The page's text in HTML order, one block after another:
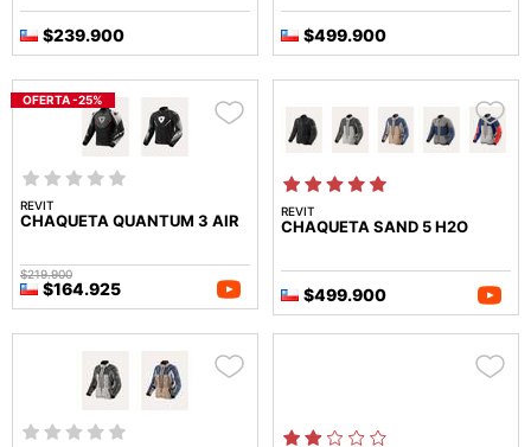
$239.900 $499.900
OFERTA -25%
REVIT
CHAQUETA QUANTUM 3 AIR
$164.925
$219.900
REVIT
CHAQUETA SAND 5 H2O
$499.900